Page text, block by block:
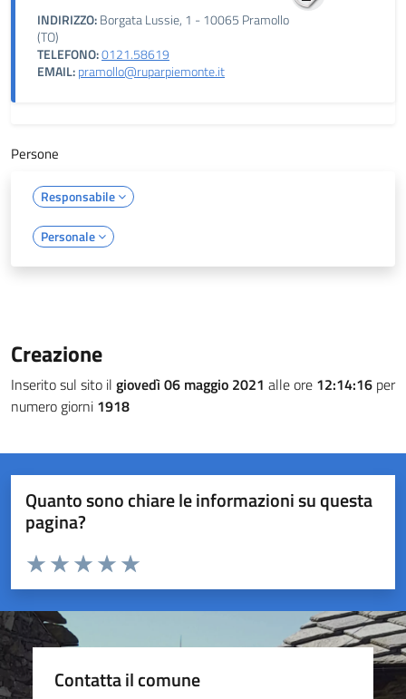
INDIRIZZO:Borgata Lussie, 1 - 10065 Pramollo
(TO)
TELEFONO:0121.58619
EMAIL:pramollo@ruparpiemonte.it
Persone
Responsabile
Personale
Creazione
Inserito sul sito il giovedì 06 maggio 2021 alle ore 12:14:16 per
numero giorni 1918
Quanto sono chiare le informazioni su questa
pagina?
Valuta da 1 a 5 stelle la pagina
Valuta 5 stelle su 5
Valuta 4 stelle su 5
Valuta 3 stelle su 5
Valuta 2 stelle su 5
Valuta 1 stelle su 5
Contatta il comune